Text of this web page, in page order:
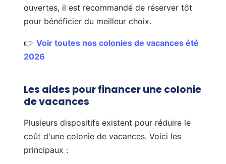
ouvertes, il est recommandé de réserver tôt
pour bénéficier du meilleur choix.
👉 Voir toutes nos colonies de vacances été
2026
Les aides pour financer une colonie
de vacances
Plusieurs dispositifs existent pour réduire le
coût d'une colonie de vacances. Voici les
principaux :